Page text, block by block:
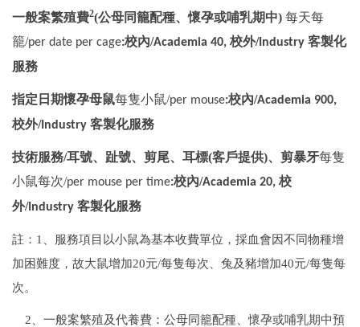
一般案繁殖費2(公母同籠配種、懷孕或哺乳期中) 每天每
籠/per date per cage:校內/Academia 40, 校外/ Industry 客製化
服務
指定日期懷孕母鼠每隻小鼠/per mouse:校內/Academia 900,
校外/ Industry 客製化服務
技術服務/耳號、趾號、剪尾、耳標(客戶提供)、剪暴牙每隻
小鼠每次/per mouse per time:校內/Academia 20, 校
外/ Industry 客製化服務
註：1、服務項目以小鼠為基本收費單位，採血會因不同物種增
加困難度，故大鼠增加20元/每隻每次、兔及豬增加40元/每隻每
次。
2 、一般案繁殖及代養費：公母同籠配種、懷孕或哺乳期中預